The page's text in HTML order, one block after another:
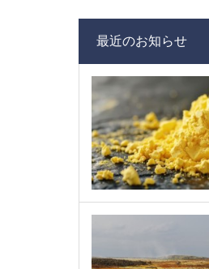
最近のお知らせ